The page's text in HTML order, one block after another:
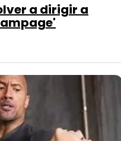
a dirigir a